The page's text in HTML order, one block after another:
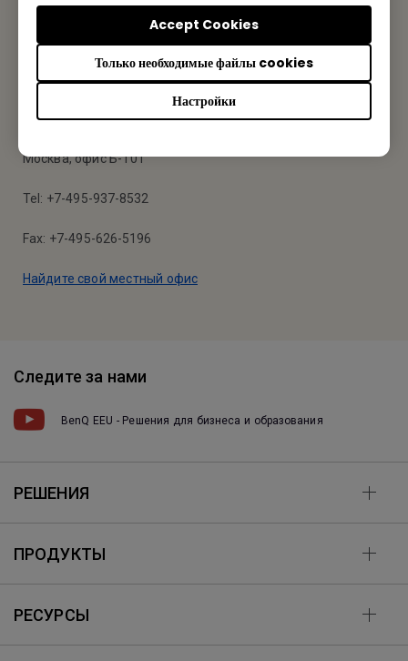
Настройки
Только необходимые файлы cookies
Accept Cookies
Офис BenQ
Представительство компании BenQ Europe B.V. в ЕАЭС
Москва, офис Б-101
Tel: +7-495-937-8532
Fax: +7-495-626-5196
Найдите свой местный офис
Следите за нами
BenQ EEU - Решения для бизнеса и образования
РЕШЕНИЯ
ПРОДУКТЫ
РЕСУРСЫ